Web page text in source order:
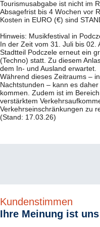
erforderlich; Tiefgarage (ca.
erforderlich.
Anwendungen (Auszug):
entspannende Massagen,
Licht- und Elektrotherapie,
Inhalationen.
Idea Spa Travel – Vorteilskarte
Unsere Leistungen für Sie…
Stadtplan von Kolberg mit
Ermäßigungen in vielen
Cafés in Kolberg
*gilt nicht für die Hotels Diune,
Park.
Ihre Gästebetreuer von
Skanpol, Seaside Park
als Ansprechpartner zur
Tourismusabgabe ist nicht im
Absagefrist bis 4 Wochen vor
Kosten in EURO (€) sind
Hinweis: Musikfestival in
In der Zeit vom 31. Juli bis 02.
Stadtteil Podczele erneut ein
(Techno) statt. Zu diesem
dem In- und Ausland erwartet.
Während dieses Zeitraums –
Nachtstunden – kann es
kommen. Zudem ist im
verstärktem
Verkehrseinschränkungen zu
(Stand: 17.03.26)
Kundenstimmen
Ihre Meinung ist